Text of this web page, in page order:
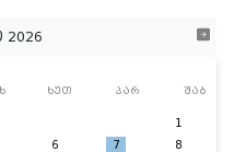
2026
ხუთ პარ შაბ
1
6 7
8